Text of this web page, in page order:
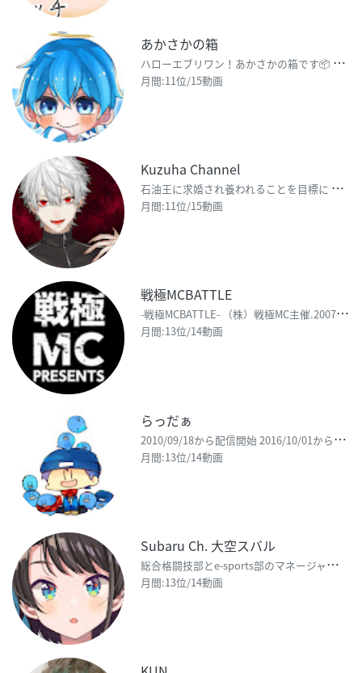
あかさかの箱
ハ
ローエブリワン！あかさかの箱です📦 チャンネル登録・高評価よろしくお願いします!! 月・水・金・土
月間:11位/15動画
Kuzuha Channel
石
油王に求婚され養われることを目標に バーチャルライバーを始めた吸血鬼の葛葉 (くずは) です G
月間:11位/15動画
戦極MCBATTLE
-
戦極MCBATTLE- （株）戦極MC主催.2007年より前進となるイベント「戦慄MCBATTL
月間:13位/14動画
らっだぁ
2
010/09/18から配信開始 2016/10/01からちゃんと動画投稿開始 【動画においての注
月間:13位/14動画
Subaru Ch. 大空スバル
総
合格闘技部とe-sports部のマネージャーっす！みんなのファイトのお手伝いするッス!!🌟 【関連
月間:13位/14動画